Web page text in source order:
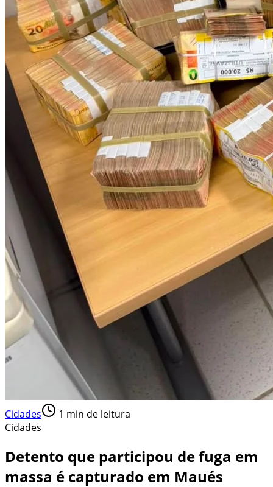
Cidades 1 min de leitura
Cidades
Detento que participou de fuga em
massa é capturado em Maués